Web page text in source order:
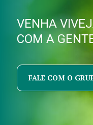
VENHA
COM A
FALE COM O